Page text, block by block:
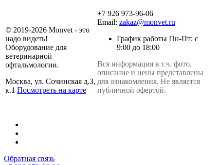
© 2019-2026 Monvet - это
надо видеть!
Оборудование для
ветеринарной
офтальмологии.
Москва, ул. Сочинская д.3,
к.1 Посмотреть на карте
+7 926 973-96-06
Email: zakaz@monvet.ru
График работы Пн-Пт: с
9:00 до 18:00
Вся информация в т.ч. фото,
описание и цены представлены
для ознакомления. Не является
публичной офертой.
Обратная связь